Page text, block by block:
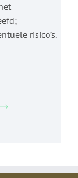
risico’s.